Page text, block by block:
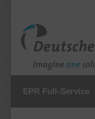
EPR Full-Service